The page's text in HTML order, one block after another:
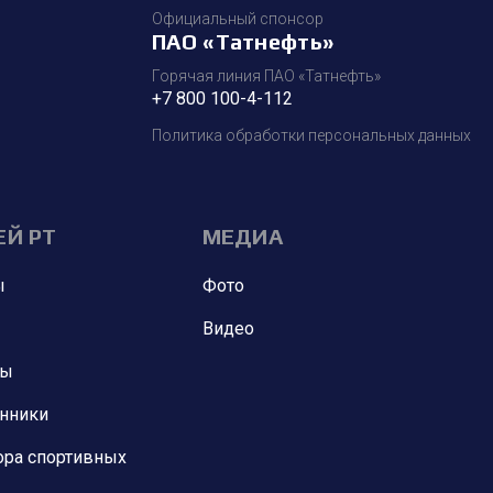
Официальный спонсор
ПАО «Татнефть»
Горячая линия ПАО «Татнефть»
+7 800 100-4-112
Политика обработки персональных данных
РТ
спортивных
МЕДИА
Фото
Видео